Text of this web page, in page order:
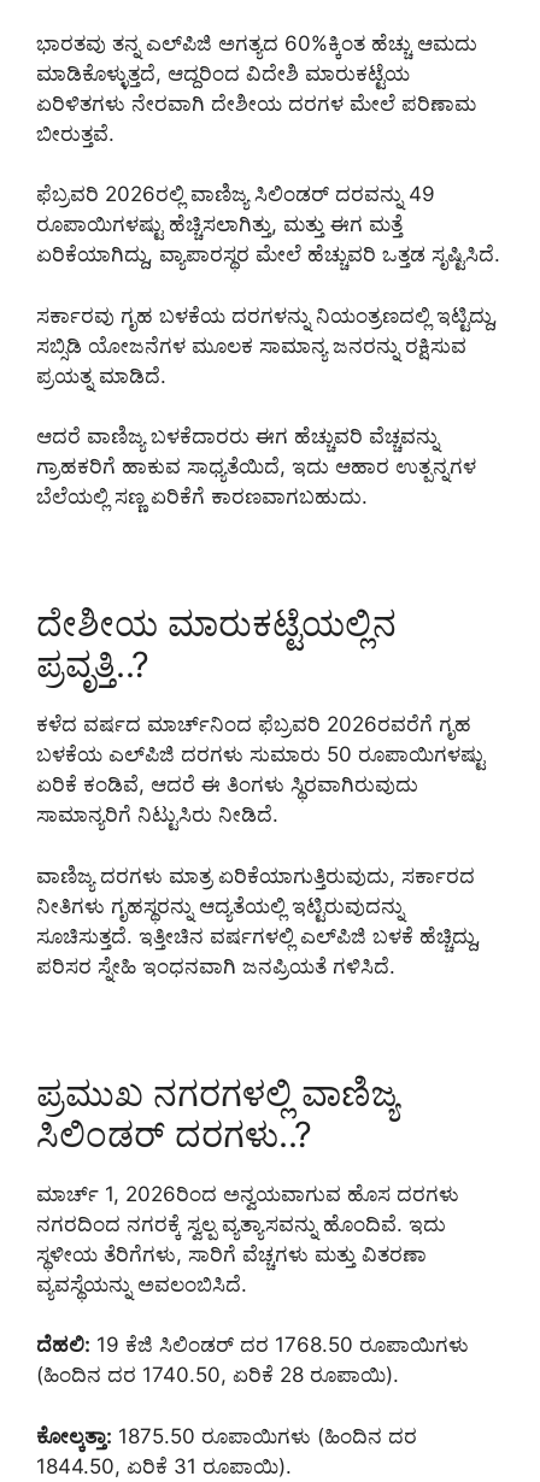
ಭಾರತವು ತನ್ನ ಎಲ್‌ಪಿಜಿ ಅಗತ್ಯದ 60%ಕ್ಕಿಂತ ಹೆಚ್ಚು ಆಮದು
ಮಾಡಿಕೊಳ್ಳುತ್ತದೆ, ಆದ್ದರಿಂದ ವಿದೇಶಿ ಮಾರುಕಟ್ಟೆಯ
ಏರಿಳಿತಗಳು ನೇರವಾಗಿ ದೇಶೀಯ ದರಗಳ ಮೇಲೆ ಪರಿಣಾಮ
ಬೀರುತ್ತವೆ.
ಫೆಬ್ರವರಿ 2026ರಲ್ಲಿ ವಾಣಿಜ್ಯ ಸಿಲಿಂಡರ್ ದರವನ್ನು 49
ರೂಪಾಯಿಗಳಷ್ಟು ಹೆಚ್ಚಿಸಲಾಗಿತ್ತು, ಮತ್ತು ಈಗ ಮತ್ತೆ
ಏರಿಕೆಯಾಗಿದ್ದು, ವ್ಯಾಪಾರಸ್ಥರ ಮೇಲೆ ಹೆಚ್ಚುವರಿ ಒತ್ತಡ ಸೃಷ್ಟಿಸಿದೆ.
ಸರ್ಕಾರವು ಗೃಹ ಬಳಕೆಯ ದರಗಳನ್ನು ನಿಯಂತ್ರಣದಲ್ಲಿ ಇಟ್ಟಿದ್ದು,
ಸಬ್ಸಿಡಿ ಯೋಜನೆಗಳ ಮೂಲಕ ಸಾಮಾನ್ಯ ಜನರನ್ನು ರಕ್ಷಿಸುವ
ಪ್ರಯತ್ನ ಮಾಡಿದೆ.
ಆದರೆ ವಾಣಿಜ್ಯ ಬಳಕೆದಾರರು ಈಗ ಹೆಚ್ಚುವರಿ ವೆಚ್ಚವನ್ನು
ಗ್ರಾಹಕರಿಗೆ ಹಾಕುವ ಸಾಧ್ಯತೆಯಿದೆ, ಇದು ಆಹಾರ ಉತ್ಪನ್ನಗಳ
ಬೆಲೆಯಲ್ಲಿ ಸಣ್ಣ ಏರಿಕೆಗೆ ಕಾರಣವಾಗಬಹುದು.
ದೇಶೀಯ ಮಾರುಕಟ್ಟೆಯಲ್ಲಿನ
ಪ್ರವೃತ್ತಿ..?
ಕಳೆದ ವರ್ಷದ ಮಾರ್ಚ್‌ನಿಂದ ಫೆಬ್ರವರಿ 2026ರವರೆಗೆ ಗೃಹ
ಬಳಕೆಯ ಎಲ್‌ಪಿಜಿ ದರಗಳು ಸುಮಾರು 50 ರೂಪಾಯಿಗಳಷ್ಟು
ಏರಿಕೆ ಕಂಡಿವೆ, ಆದರೆ ಈ ತಿಂಗಳು ಸ್ಥಿರವಾಗಿರುವುದು
ಸಾಮಾನ್ಯರಿಗೆ ನಿಟ್ಟುಸಿರು ನೀಡಿದೆ.
ವಾಣಿಜ್ಯ ದರಗಳು ಮಾತ್ರ ಏರಿಕೆಯಾಗುತ್ತಿರುವುದು, ಸರ್ಕಾರದ
ನೀತಿಗಳು ಗೃಹಸ್ಥರನ್ನು ಆದ್ಯತೆಯಲ್ಲಿ ಇಟ್ಟಿರುವುದನ್ನು
ಸೂಚಿಸುತ್ತದೆ. ಇತ್ತೀಚಿನ ವರ್ಷಗಳಲ್ಲಿ ಎಲ್‌ಪಿಜಿ ಬಳಕೆ ಹೆಚ್ಚಿದ್ದು,
ಪರಿಸರ ಸ್ನೇಹಿ ಇಂಧನವಾಗಿ ಜನಪ್ರಿಯತೆ ಗಳಿಸಿದೆ.
ಪ್ರಮುಖ ನಗರಗಳಲ್ಲಿ ವಾಣಿಜ್ಯ
ಸಿಲಿಂಡರ್ ದರಗಳು..?
ಮಾರ್ಚ್ 1, 2026ರಿಂದ ಅನ್ವಯವಾಗುವ ಹೊಸ ದರಗಳು
ನಗರದಿಂದ ನಗರಕ್ಕೆ ಸ್ವಲ್ಪ ವ್ಯತ್ಯಾಸವನ್ನು ಹೊಂದಿವೆ. ಇದು
ಸ್ಥಳೀಯ ತೆರಿಗೆಗಳು, ಸಾರಿಗೆ ವೆಚ್ಚಗಳು ಮತ್ತು ವಿತರಣಾ
ವ್ಯವಸ್ಥೆಯನ್ನು ಅವಲಂಬಿಸಿದೆ.
ದೆಹಲಿ: 19 ಕೆಜಿ ಸಿಲಿಂಡರ್ ದರ 1768.50 ರೂಪಾಯಿಗಳು
(ಹಿಂದಿನ ದರ 1740.50, ಏರಿಕೆ 28 ರೂಪಾಯಿ).
ಕೋಲ್ಕತ್ತಾ: 1875.50 ರೂಪಾಯಿಗಳು (ಹಿಂದಿನ ದರ
1844.50, ಏರಿಕೆ 31 ರೂಪಾಯಿ).